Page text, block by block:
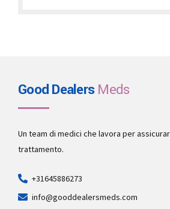
Good DealersMeds
Un team di medici che lavora per
trattamento.
+31645886273
info@gooddealersmeds.com